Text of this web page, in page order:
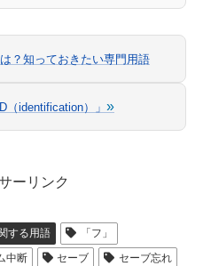
？知っておきたい専門用語
identification）」 »
ーリンク
する用語
「フ」
中断 セーブ
セーブ忘れ